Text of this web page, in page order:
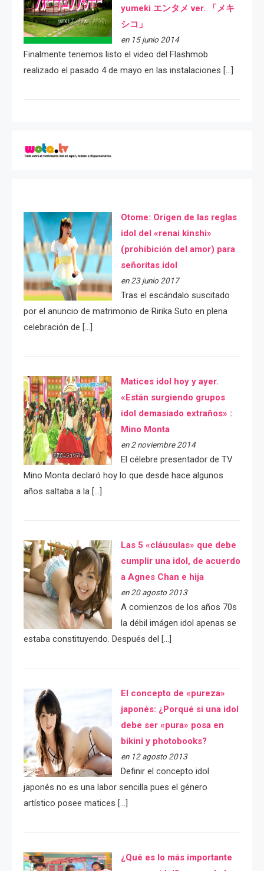
yumeki エンタメ ver. 「メキ
シコ」
en 15 junio 2014
Finalmente tenemos listo el video del Flashmob
realizado el pasado 4 de mayo en las instalaciones […]
Otome: Orígen de las reglas
idol del «renai kinshi»
(prohibición del amor) para
señoritas idol
en 23 junio 2017
Tras el escándalo suscitado
por el anuncio de matrimonio de Ririka Suto en plena
celebración de […]
Matices idol hoy y ayer.
«Están surgiendo grupos
idol demasiado extraños» :
Mino Monta
en 2 noviembre 2014
El célebre presentador de TV
Mino Monta declaró hoy lo que desde hace algunos
años saltaba a la […]
Las 5 «cláusulas» que debe
cumplir una idol, de acuerdo
a Agnes Chan e hija
en 20 agosto 2013
A comienzos de los años 70s
la débil imágen idol apenas se
estaba constituyendo. Después del […]
El concepto de «pureza»
japonés: ¿Porqué si una idol
debe ser «pura» posa en
bikini y photobooks?
en 12 agosto 2013
Definir el concepto idol
japonés no es una labor sencilla pues el género
artístico posee matices […]
¿Qué es lo más importante